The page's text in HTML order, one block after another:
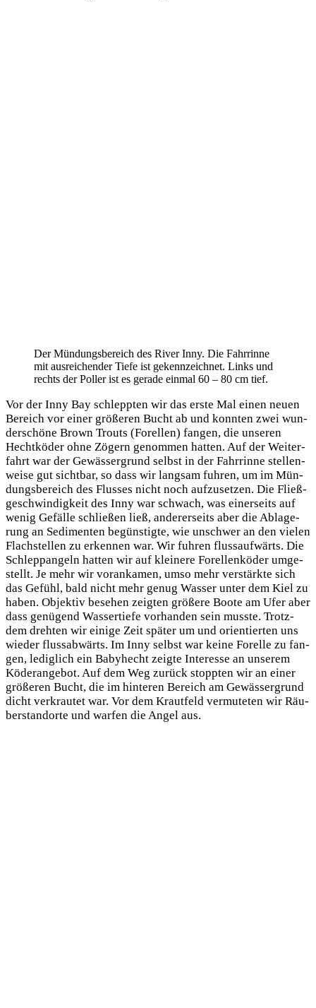
Der Mün­dungs­be­reich des River Inny. Die Fahr­rin­ne
mit aus­rei­chen­der Tie­fe ist gekenn­zeich­net. Links und
rechts der Pol­ler ist es gera­de ein­mal 60 – 80 cm tief.
Vor der Inny Bay schlepp­ten wir das ers­te Mal einen neu­en
Bereich vor einer grö­ße­ren Bucht ab und konn­ten zwei wun­
der­schö­ne Brown Trouts (Forel­len) fan­gen, die unse­ren
Hecht­kö­der ohne Zögern genom­men hat­ten. Auf der Wei­ter­
fahrt war der Gewäs­ser­grund selbst in der Fahr­rin­ne stel­len­
wei­se gut sicht­bar, so dass wir lang­sam fuh­ren, um im Mün­
dungs­be­reich des Flus­ses nicht noch auf­zu­set­zen. Die Fließ­
ge­schwin­dig­keit des Inny war schwach, was einer­seits auf
wenig Gefäl­le schlie­ßen ließ, ande­rer­seits aber die Abla­ge­
rung an Sedi­men­ten begüns­tig­te, wie unschwer an den vie­len
Flach­stel­len zu erken­nen war. Wir fuh­ren fluss­auf­wärts. Die
Schlepp­an­geln hat­ten wir auf klei­ne­re Forel­len­kö­der umge­
stellt. Je mehr wir vor­an­ka­men, umso mehr ver­stärk­te sich
das Gefühl, bald nicht mehr genug Was­ser unter dem Kiel zu
haben. Objek­tiv bese­hen zeig­ten grö­ße­re Boo­te am Ufer aber
dass genü­gend Was­ser­tie­fe vor­han­den sein muss­te. Trotz­
dem dreh­ten wir eini­ge Zeit spä­ter um und ori­en­tier­ten uns
wie­der fluss­ab­wärts. Im Inny selbst war kei­ne Forel­le zu fan­
gen, ledig­lich ein Baby­hecht zeig­te Inter­es­se an unse­rem
Köder­an­ge­bot. Auf dem Weg zurück stopp­ten wir an einer
grö­ße­ren Bucht, die im hin­te­ren Bereich am Gewäs­ser­grund
dicht ver­krau­tet war. Vor dem Kraut­feld ver­mu­te­ten wir Räu­
ber­stand­or­te und war­fen die Angel aus.